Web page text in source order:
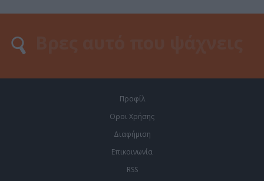
Προφίλ
Οροι Χρήσης
Διαφήμιση
Επικοινωνία
RSS